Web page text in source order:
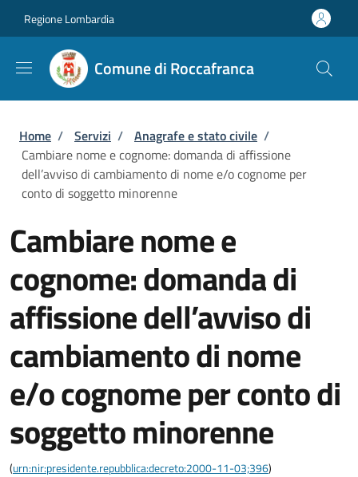
Regione Lombardia
Comune di Roccafranca
Briciole di pane
Home / Servizi / Anagrafe e stato civile /
Cambiare nome e cognome: domanda di affissione
dell’avviso di cambiamento di nome e/o cognome per
conto di soggetto minorenne
Cambiare nome e
cognome: domanda di
affissione dell’avviso di
cambiamento di nome
e/o cognome per conto di
soggetto minorenne
(urn:nir:presidente.repubblica:decreto:2000-11-03;396)